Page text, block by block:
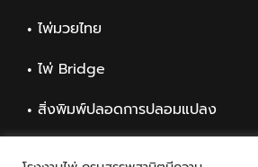
ไพ่มวยไทย
ไพ่ Bridge
สิ่งพิมพ์ปลอดการปลอมแปลง